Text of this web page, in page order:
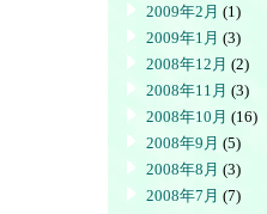
2009年2月 (1)
2009年1月 (3)
2008年12月 (2)
2008年11月 (3)
2008年10月 (16)
2008年9月 (5)
2008年8月 (3)
2008年7月 (7)